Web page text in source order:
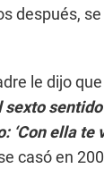
después,
le dijo
sexto
‘Con ella
casó en